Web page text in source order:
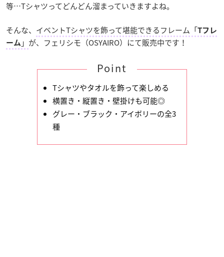
等…Tシャツってどんどん溜まっていきますよね。
そんな、 イベントTシャツを飾って堪能できるフレーム「Tフレ
ーム 」 が、フェリシモ（OSYAIRO）にて販売中です！
Point
Tシャツやタオルを飾って楽しめる
横置き・縦置き・壁掛けも可能◎
グレー・ブラック・アイボリーの全3
種